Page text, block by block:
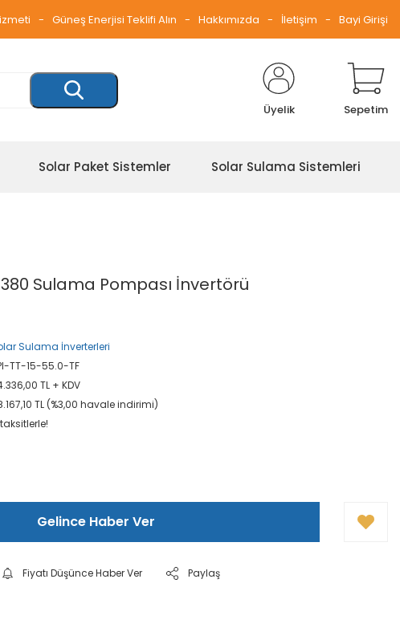
Güneş Enerjisi Teklifi Alın Hakkımızda İletişim Bayi Girişi
Üyelik Sepetim
Solar Paket Sistemler Solar Sulama Sistemleri
Sulama Pompası İnvertörü
Sulama İnverterleri
TT-15-55.0-TF
TL + KDV
TL (%3,00 havale indirimi)
Gelince Haber Ver
Fiyatı Düşünce Haber Ver Paylaş